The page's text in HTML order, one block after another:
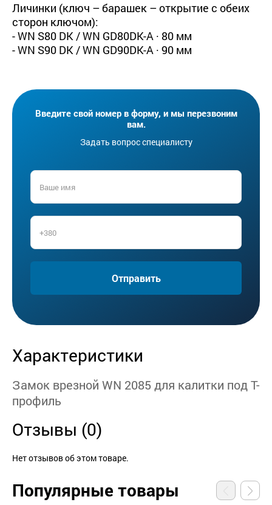
Личинки (ключ – барашек – открытие с обеих
сторон ключом):
- WN S80 DK / WN GD80DK-A · 80 мм
- WN S90 DK / WN GD90DK-A · 90 мм
Введите свой номер в форму, и мы перезвоним
вам.
Задать вопрос специалисту
Отправить
Характеристики
Замок врезной WN 2085 для калитки под Т-
профиль
Отзывы (0)
Нет отзывов об этом товаре.
Популярные товары